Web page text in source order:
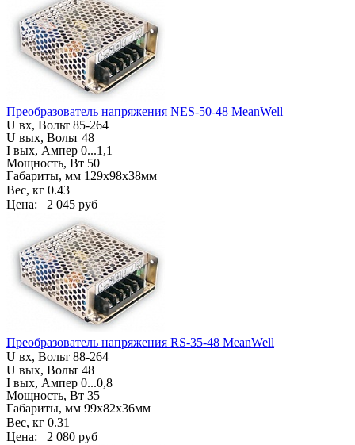
Преобразователь напряжения NES-50-48 MeanWell
U вх, Вольт 85-264
U вых, Вольт 48
I вых, Ампер 0...1,1
Мощность, Вт 50
Габариты, мм 129х98х38мм
Вес, кг 0.43
Цена: 2 045 руб
Преобразователь напряжения RS-35-48 MeanWell
U вх, Вольт 88-264
U вых, Вольт 48
I вых, Ампер 0...0,8
Мощность, Вт 35
Габариты, мм 99х82х36мм
Вес, кг 0.31
Цена: 2 080 руб